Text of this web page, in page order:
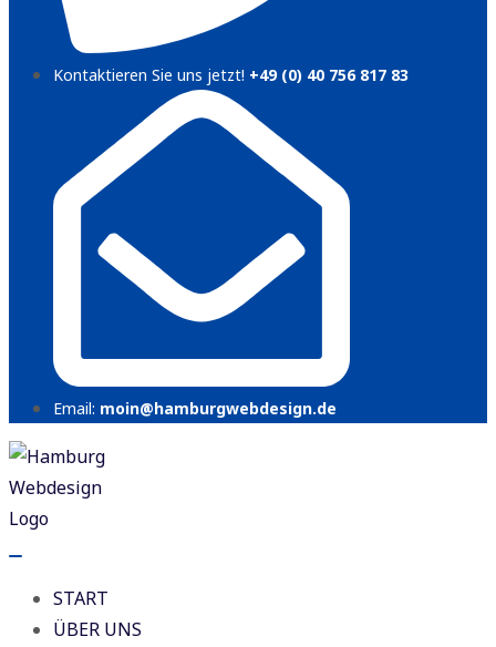
Kontaktieren Sie uns jetzt! +49 (0) 40 756 817 83
Email: moin@hamburgwebdesign.de
START
ÜBER UNS